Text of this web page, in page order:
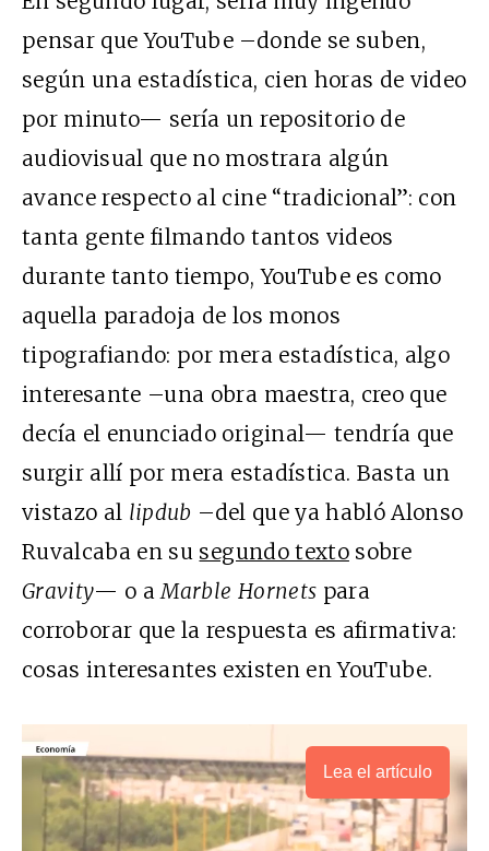
pensar que YouTube –donde se suben,
según una estadística, cien horas de video
por minuto— sería un repositorio de
audiovisual que no mostrara algún
avance respecto al cine “tradicional”: con
tanta gente filmando tantos videos
durante tanto tiempo, YouTube es como
aquella paradoja de los monos
tipografiando: por mera estadística, algo
interesante –una obra maestra, creo que
decía el enunciado original— tendría que
surgir allí por mera estadística. Basta un
vistazo al lipdub –del que ya habló Alonso
Ruvalcaba en su segundo textosobre
Gravity— o a Marble Hornets para
corroborar que la respuesta es afirmativa:
cosas interesantes existen en YouTube.
Lea el artículo